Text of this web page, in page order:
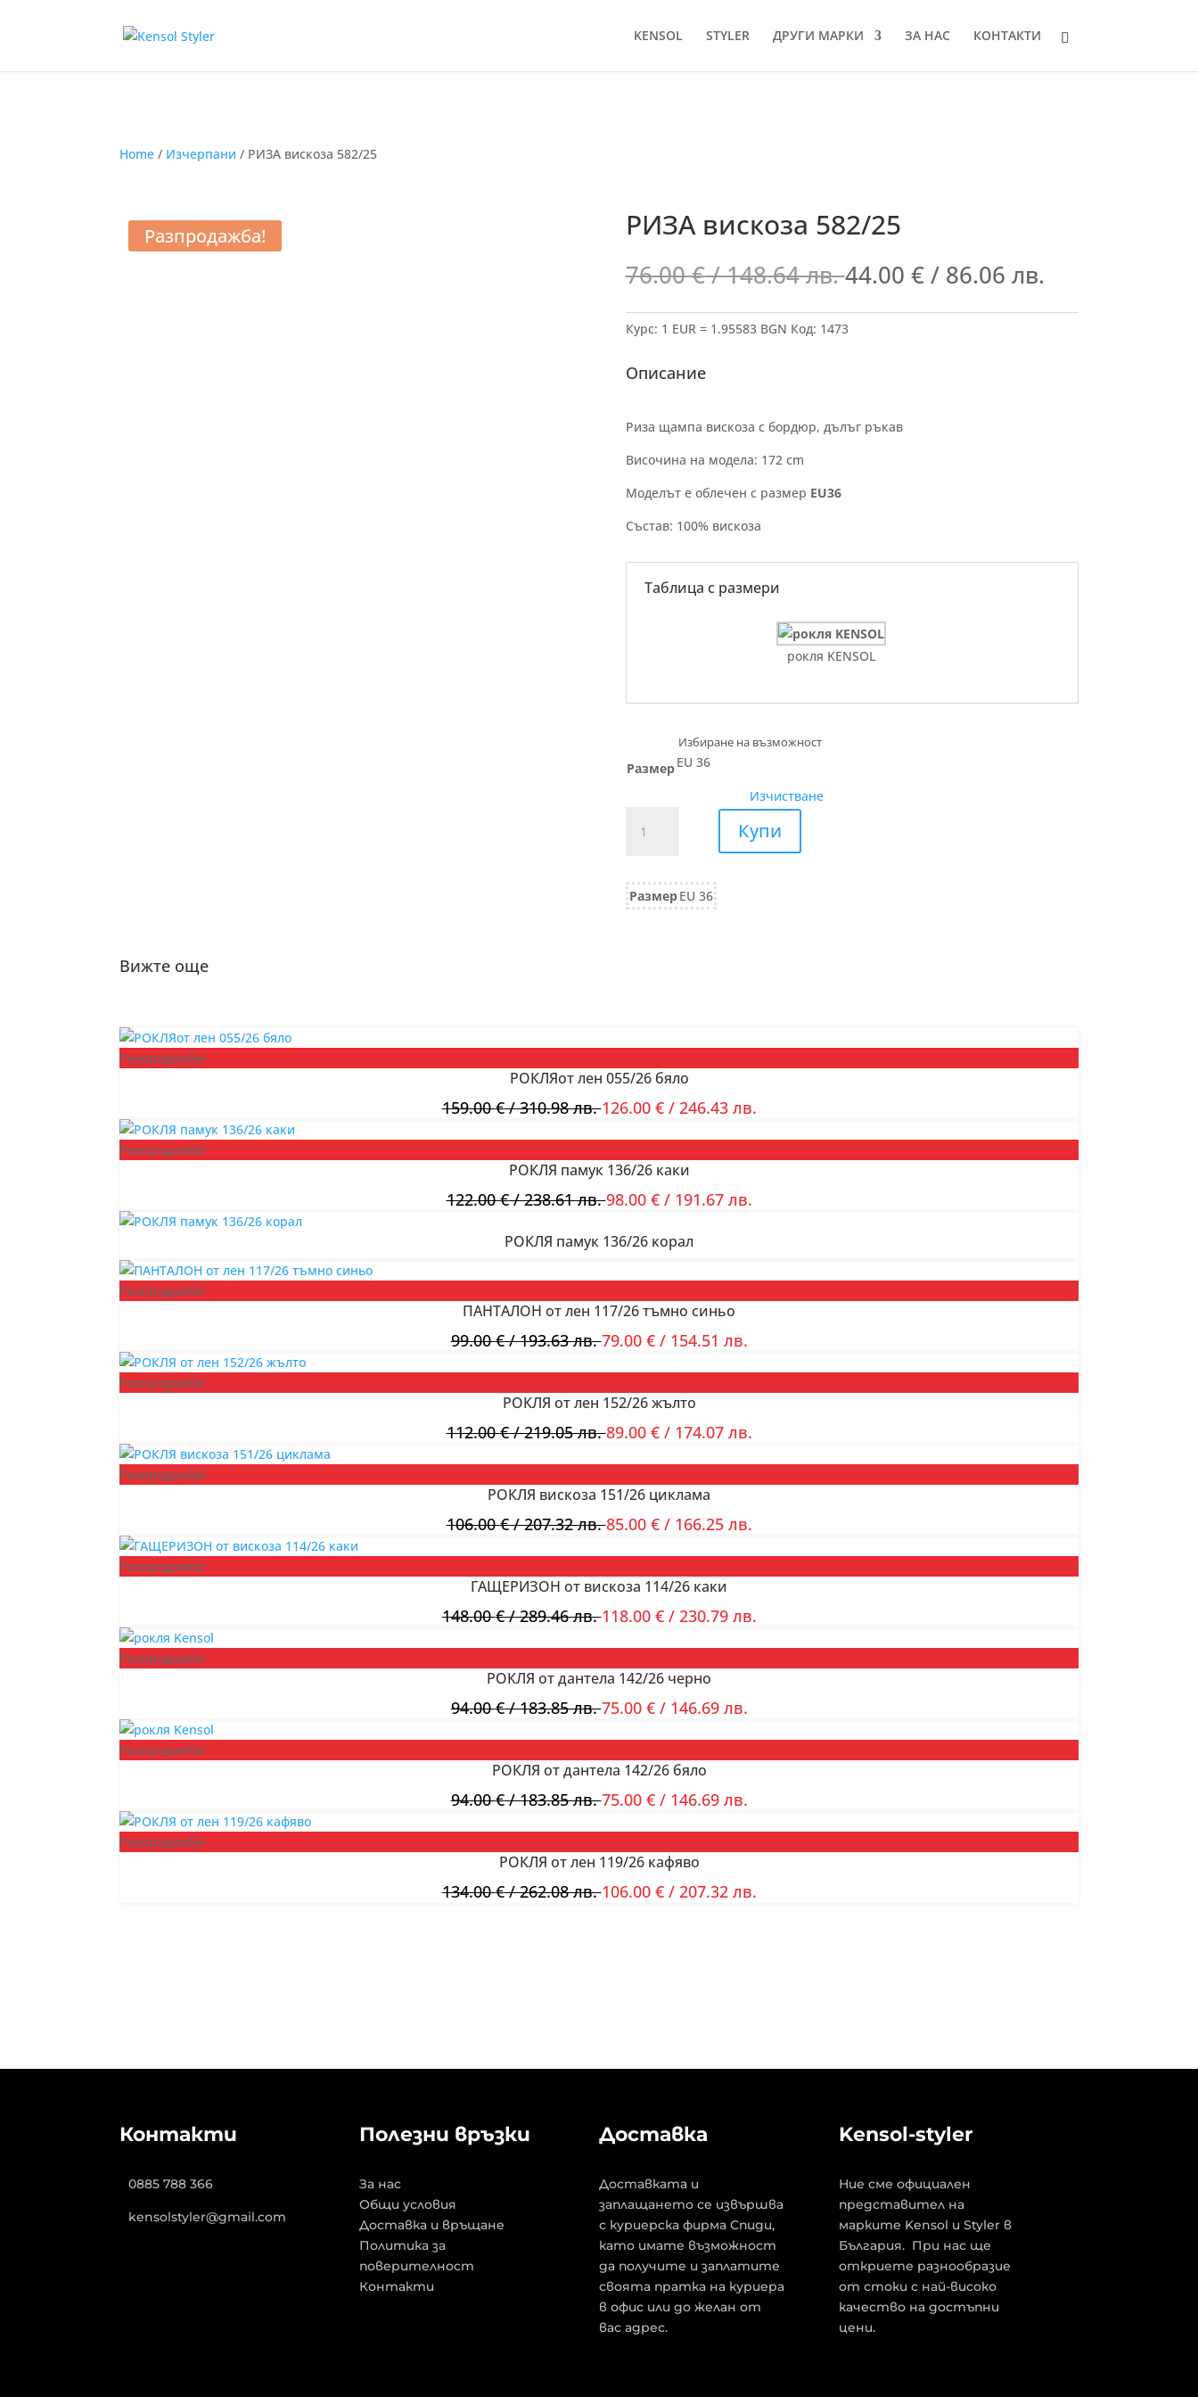
KENSOL STYLER ДРУГИ МАРКИ ЗА НАС КОНТАКТИ
Home / Изчерпани / РИЗА вискоза 582/25
Разпродажба! РИЗА вискоза 582/25
76.00€/ 148.64 лв.44.00 €/ 86.06 лв.
Курс: 1 EUR = 1.95583 BGN Код: 1473
Описание
Риза щампа вискоза с бордюр, дълъг ръкав
Височина на модела: 172 cm
Моделът е облечен с размер EU36
Състав: 100% вискоза
Таблица с размери
рокля KENSOL
РазмерEU 36
Изчистване
582/25
Купи
РазмерEU 36
Вижте още
Разпродажба!
РОКЛЯот лен 055/26 бяло
159.00€/ 310.98 лв.126.00 €/ 246.43 лв.
Разпродажба!
РОКЛЯ памук 136/26 каки
122.00€/ 238.61 лв.98.00 €/ 191.67 лв.
РОКЛЯ памук 136/26 корал
Разпродажба!
ПАНТАЛОН от лен 117/26 тъмно синьо
99.00€/ 193.63 лв.79.00 €/ 154.51 лв.
Разпродажба!
РОКЛЯ от лен 152/26 жълто
112.00€/ 219.05 лв.89.00 €/ 174.07 лв.
Разпродажба!
РОКЛЯ вискоза 151/26 циклама
106.00€/ 207.32 лв.85.00 €/ 166.25 лв.
Разпродажба!
ГАЩЕРИЗОН от вискоза 114/26 каки
148.00€/ 289.46 лв.118.00 €/ 230.79 лв.
Разпродажба!
РОКЛЯ от дантела 142/26 черно
94.00€/ 183.85 лв.75.00 €/ 146.69 лв.
Разпродажба!
РОКЛЯ от дантела 142/26 бяло
94.00€/ 183.85 лв.75.00 €/ 146.69 лв.
Разпродажба!
РОКЛЯ от лен 119/26 кафяво
134.00€/ 262.08 лв.106.00 €/ 207.32 лв.
Контакти
0885 788 366
kensolstyler@gmail.com
Полезни връзки
За нас
Общи условия
Доставка и връщане
Политика за
поверителност
Контакти
Доставка
Доставката и
заплащането се извършва
с куриерска фирма Спиди,
като имате възможност
да получите и заплатите
своята пратка на куриера
в офис или до желан от
вас адрес.
Kensol-styler
Ние сме официален
представител на
марките Kensol и Styler в
България. При нас ще
откриете разнообразие
от стоки с най-високо
качество на достъпни
цени.